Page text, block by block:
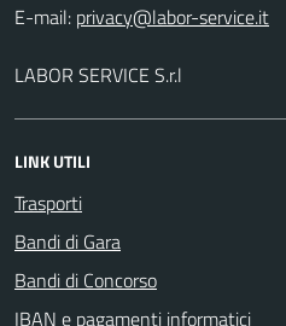
E-mail:
LABOR SERVICE S.r.l
LINK UTILI
Trasporti
Bandi di Gara
Bandi di Concorso
IBAN e pagamenti informatici